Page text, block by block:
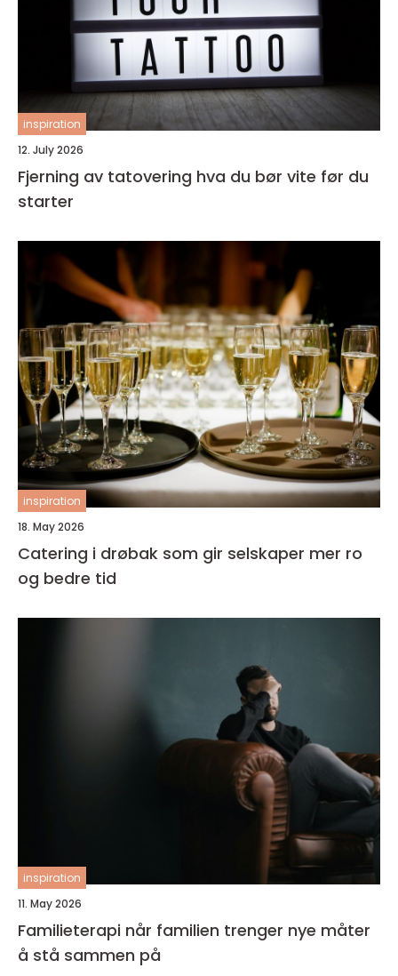
inspiration
12. July 2026
Fjerning av tatovering hva du bør vite før du
starter
inspiration
18. May 2026
Catering i drøbak som gir selskaper mer ro
og bedre tid
inspiration
11. May 2026
Familieterapi når familien trenger nye måter
å stå sammen på